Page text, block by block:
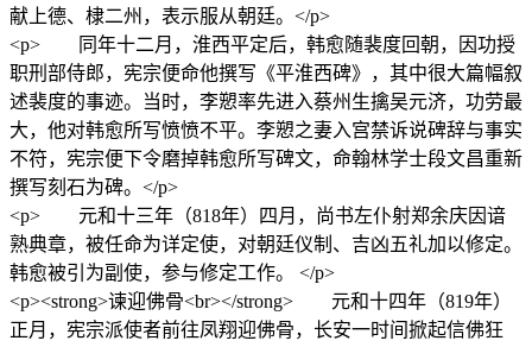
献上德、棣二州，表示服从朝廷。</p>
<p> 同年十二月，淮西平定后，韩愈随裴度回朝，因功授
职刑部侍郎，宪宗便命他撰写《平淮西碑》，其中很大篇幅叙
述裴度的事迹。当时，李愬率先进入蔡州生擒吴元济，功劳最
大，他对韩愈所写愤愤不平。李愬之妻入宫禁诉说碑辞与事实
不符，宪宗便下令磨掉韩愈所写碑文，命翰林学士段文昌重新
撰写刻石为碑。</p>
<p> 元和十三年（818年）四月，尚书左仆射郑余庆因谙
熟典章，被任命为详定使，对朝廷仪制、吉凶五礼加以修定。
韩愈被引为副使，参与修定工作。 </p>
<p><strong>谏迎佛骨<br></strong> 元和十四年（819年）
正月，宪宗派使者前往凤翔迎佛骨，长安一时间掀起信佛狂